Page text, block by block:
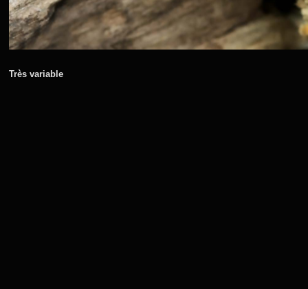
Très variable